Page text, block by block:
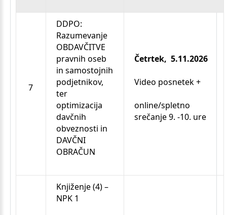
7
DDPO:
Razumevanje
OBDAVČITVE
pravnih oseb
in samostojnih
podjetnikov,
ter
optimizacija
davčnih
obveznosti in
DAVČNI
OBRAČUN
Četrtek, 5.11.2026
Video posnetek +
online/spletno
srečanje 9. -10. ure
Knjiženje (4) –
NPK 1